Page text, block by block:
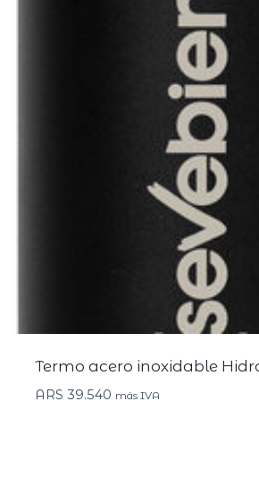
Termo acero inoxidable
ARS 39.540 más IVA